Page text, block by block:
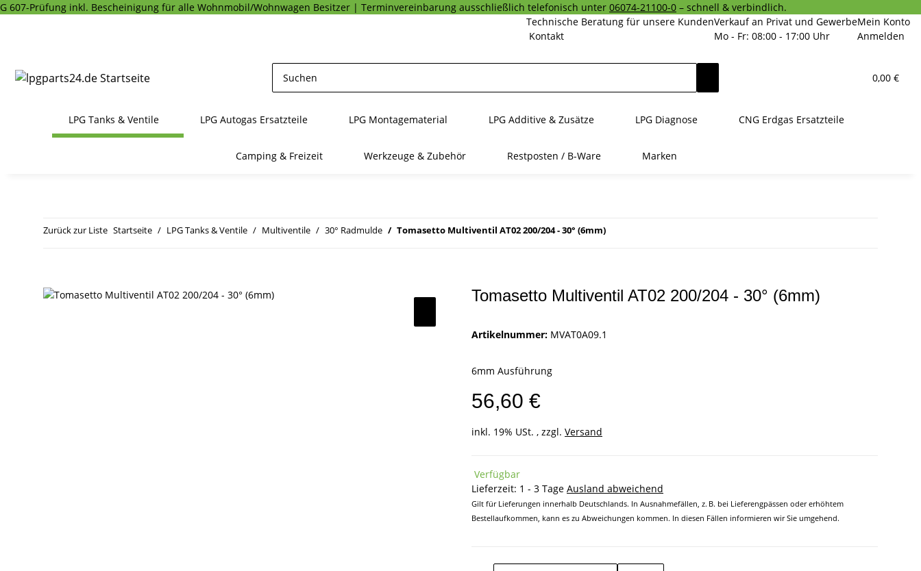
G 607-Prüfung inkl. Bescheinigung für alle Wohnmobil/Wohnwagen Besitzer | Terminvereinbarung ausschließlich telefonisch unter 06074-21100-0 – schnell & verbindlich.
Mein Konto
Anmelden
Verkauf an Privat und Gewerbe
Mo - Fr: 08:00 - 17:00 Uhr
Technische Beratung für unsere Kunden
Kontakt
0,00 €
LPG Tanks & Ventile LPG Autogas Ersatzteile LPG Montagematerial LPG Additive & Zusätze LPG Diagnose CNG Erdgas Ersatzteile
Camping & Freizeit Werkzeuge & Zubehör Restposten / B-Ware Marken
Zurück zur Liste Startseite LPG Tanks & Ventile Multiventile 30° Radmulde Tomasetto Multiventil AT02 200/204 - 30° (6mm)
Tomasetto Multiventil AT02 200/204 - 30° (6mm)
Artikelnummer: MVAT0A09.1
6mm Ausführung
56,60 €
inkl. 19% USt. , zzgl. Versand
Verfügbar
Lieferzeit: 1 - 3 Tage Ausland abweichend
Gilt für Lieferungen innerhalb Deutschlands. In Ausnahmefällen, z. B. bei Lieferengpässen oder erhöhtem
Bestellaufkommen, kann es zu Abweichungen kommen. In diesen Fällen informieren wir Sie umgehend.